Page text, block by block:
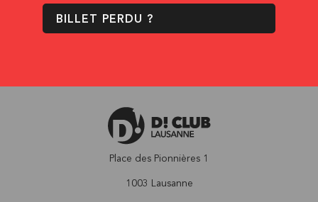
BILLET PERDU ?
Place des Pionnières 1
1003 Lausanne